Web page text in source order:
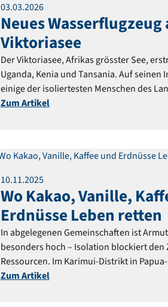
03.03.2026
Neues Wasserflugzeug
Viktoriasee
Der Viktoriasee, Afrikas grösster See,
Uganda, Kenia und Tansania. Auf seinen
einige der isoliertesten Menschen des
Zugang zu Gesundheit, Bildung und
Zum Artikel
10.11.2025
Wo Kakao, Vanille,
Erdnüsse Leben retten
In abgelegenen Gemeinschaften ist
besonders hoch – Isolation blockiert den
Ressourcen. Im Karimui-Distrikt in
öffnet MAF mit ihren Flügen den
Zum Artikel